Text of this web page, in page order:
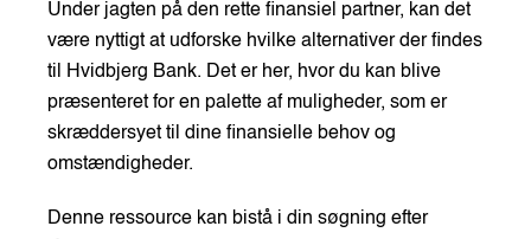
Under jagten på den rette finansiel partner, kan det
være nyttigt at udforske hvilke alternativer der findes
til Hvidbjerg Bank. Det er her, hvor du kan blive
præsenteret for en palette af muligheder, som er
skræddersyet til dine finansielle behov og
omstændigheder.
Denne ressource kan bistå i din søgning efter